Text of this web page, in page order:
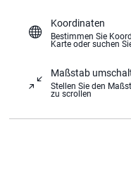
Koordinaten
Bestimmen Sie
Karte oder suchen
Maßstab
Stellen Sie den
zu scrollen